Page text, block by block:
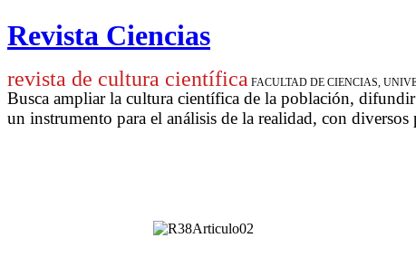
Revista Ciencias
revista de cultura científica FACULTAD DE CIENCIAS,
Busca ampliar la cultura científica de la población,
un instrumento para el análisis de la realidad, con